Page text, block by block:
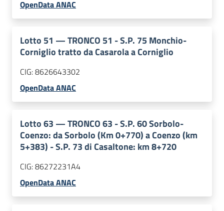
OpenData ANAC
Lotto 51 —TRONCO 51 - S.P. 75 Monchio-
Corniglio tratto da Casarola a Corniglio
CIG:8626643302
OpenData ANAC
Lotto63 —TRONCO 63 - S.P. 60 Sorbolo-
Coenzo: da Sorbolo (Km 0+770) a Coenzo (km
5+383) - S.P. 73 di Casaltone: km 8+720
CIG:86272231A4
OpenData ANAC